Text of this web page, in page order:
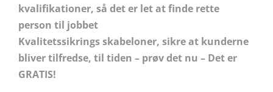
kvalifikationer, så det er let at finde rette
person til jobbet
Kvalitetssikrings skabeloner, sikre at kunderne
bliver tilfredse, til tiden – prøv det nu – Det er
GRATIS!